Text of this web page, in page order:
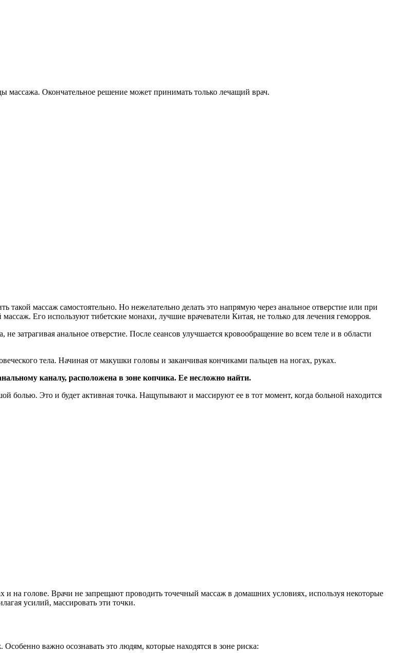
массажа. Окончательное решение может принимать только лечащий врач.
массаж самостоятельно. Но нежелательно делать это напрямую через анальное отверстие или при
Его используют тибетские монахи, лучшие врачеватели Китая, не только для лечения геморроя.
затрагивая анальное отверстие. После сеансов улучшается кровообращение во всем теле и в области
тела. Начиная от макушки головы и заканчивая кончиками пальцев на ногах, руках.
каналу, расположена в зоне копчика. Ее несложно найти.
болью. Это и будет активная точка. Нащупывают и массируют ее в тот момент, когда больной находится
на голове. Врачи не запрещают проводить точечный массаж в домашних условиях, используя некоторые
усилий, массировать эти точки.
важно осознавать это людям, которые находятся в зоне риска: